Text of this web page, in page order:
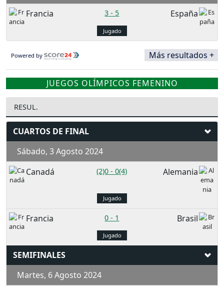
Francia
3 - 5 España
Jugado
Powered by Más resultados +
JUEGOS OLÍMPICOS FEMENINO
RESUL.
CUARTOS DE FINAL
Sábado, 3 Agosto 2024
Canadá
(2)0 -0(4) Alemania
Jugado
Francia 0 - 1 Brasil
Jugado
SEMIFINALES
Martes, 6 Agosto 2024